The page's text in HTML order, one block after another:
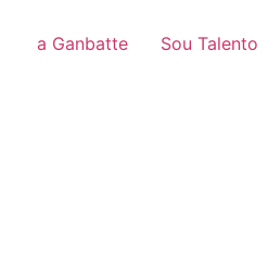
a Ganbatte Sou Talento